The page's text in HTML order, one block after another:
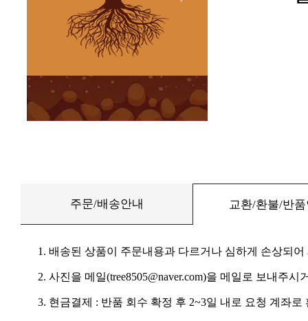
주문/배송안내 교환/환불/반
1. 배송된 상품이 주문내용과 다르거나 심하게 손상되
2. 사진을 메일(tree8505@naver.com)을 메일로 보내주시
3. 현금결제 : 반품 회수 확정 후 2~3일 내로 요청 계좌로